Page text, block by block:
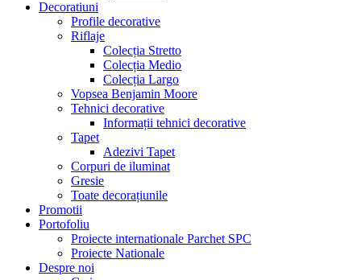
Decoratiuni
Profile decorative
Riflaje
Colecția Stretto
Colecția Medio
Colecția Largo
Vopsea Benjamin Moore
Tehnici decorative
Informații tehnici decorative
Tapet
Adezivi Tapet
Corpuri de iluminat
Gresie
Toate decorațiunile
Promotii
Portofoliu
Proiecte internationale Parchet SPC
Proiecte Nationale
Despre noi